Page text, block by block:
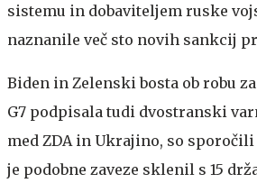
sistemu in dobaviteljem ruske
naznanile več sto novih sankcij
Biden in Zelenski bosta ob robu
G7 podpisala tudi dvostranski
med ZDA in Ukrajino, so
je podobne zaveze sklenil s 15